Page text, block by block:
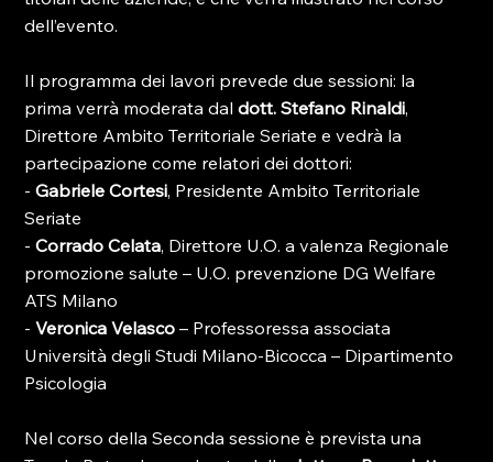
dell’evento.
Il programma dei lavori prevede due sessioni: la
prima verrà moderata dal dott. Stefano Rinaldi,
Direttore Ambito Territoriale Seriate e vedrà la
partecipazione come relatori dei dottori:
- Gabriele Cortesi, Presidente Ambito Territoriale
Seriate
- Corrado Celata, Direttore U.O. a valenza Regionale
promozione salute – U.O. prevenzione DG Welfare
ATS Milano
- Veronica Velasco – Professoressa associata
Università degli Studi Milano-Bicocca – Dipartimento
Psicologia
Nel corso della Seconda sessione è prevista una